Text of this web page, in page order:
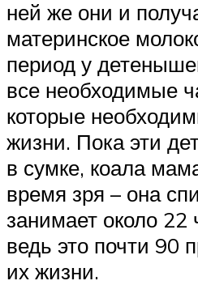
ней же они и
материнское
период у
все необходимые
которые
жизни. Пока эти
в сумке, коала
время зря – она
занимает около 22
ведь это почти 90
их жизни.